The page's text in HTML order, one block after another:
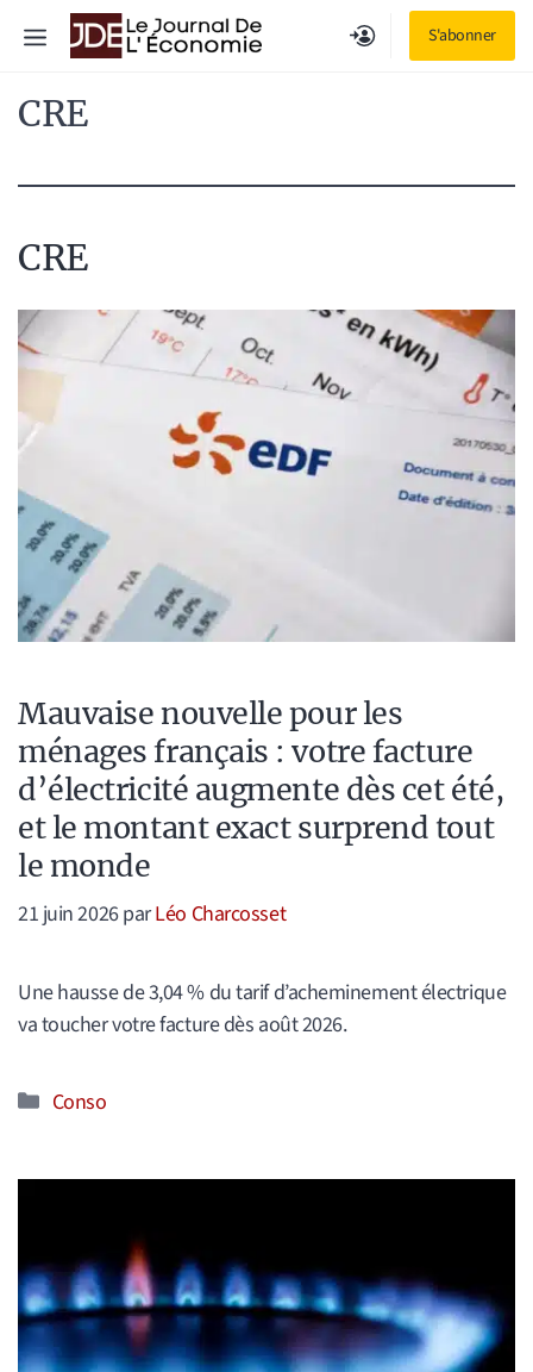
S'abonner
Menu
CRE
CRE
Mauvaise nouvelle pour les
ménages français : votre facture
d’électricité augmente dès cet été,
et le montant exact surprend tout
le monde
21 juin 2026parLéo Charcosset
Une hausse de 3,04 % du tarif d’acheminement électrique
va toucher votre facture dès août 2026.
Catégories
Conso